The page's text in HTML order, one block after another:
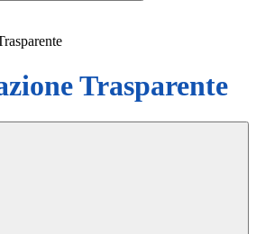
Trasparente